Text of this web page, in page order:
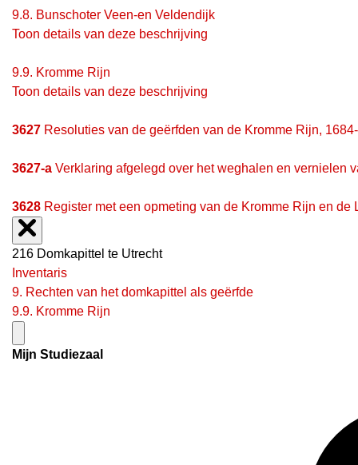
9.8. Bunschoter Veen-en Veldendijk
Toon details van deze beschrijving
9.9. Kromme Rijn
Toon details van deze beschrijving
3627 Resoluties van de geërfden van de Kromme Rijn,
3627-a Verklaring afgelegd over het weghalen en vernielen
3628 Register met een opmeting van de Kromme Rijn en
216 Domkapittel te Utrecht
Inventaris
9. Rechten van het domkapittel als geërfde
9.9. Kromme Rijn
Mijn Studiezaal